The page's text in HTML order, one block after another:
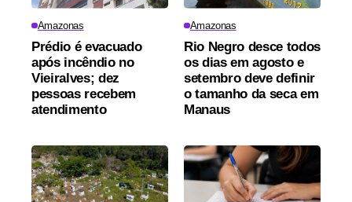
Amazonas
Prédio é evacuado
após incêndio no
Vieiralves; dez
pessoas recebem
atendimento
Amazonas
Rio Negro desce todos
os dias em agosto e
setembro deve definir
o tamanho da seca em
Manaus